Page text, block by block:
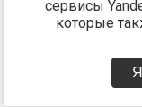
сервисы
которые